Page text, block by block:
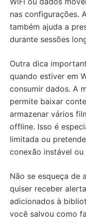
nas configurações.
também ajuda a
durante sessões
Outra dica
quando estiver em
consumir dados. A
permite baixar
armazenar vários
offline. Isso é
limitada ou
conexão instável ou
Não se esqueça de
quiser receber
adicionados à
você salvou como